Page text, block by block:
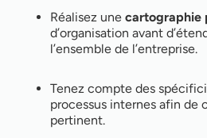
Réalisez une cartographie
d’organisation avant
l’ensemble de l’entreprise.
Tenez compte des
processus internes afin de
pertinent.